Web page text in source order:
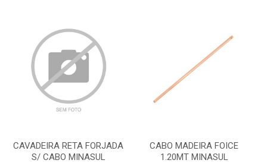
CAVADEIRA RETA FORJADA
S/ CABO MINASUL
CABO MADEIRA FOICE
1.20MT MINASUL